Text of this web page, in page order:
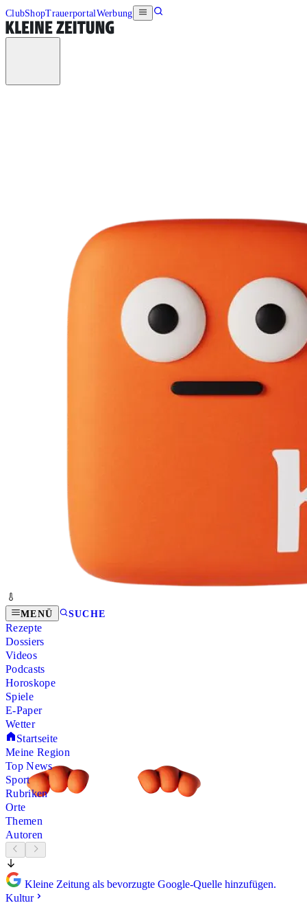
ClubShopTrauerportalWerbung
MENÜ SUCHE
Rezepte
Dossiers
Videos
Podcasts
Horoskope
Spiele
E-Paper
Wetter
Startseite
Meine Region
Top News
Sport
Rubriken
Orte
Themen
Autoren
Kleine Zeitung als bevorzugte Google-Quelle hinzufügen.
Kultur